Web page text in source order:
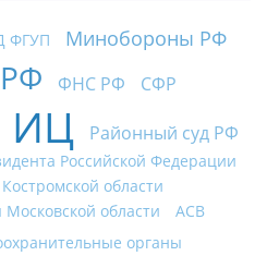
ФГУП Минобороны РФ
ФНС РФ СФР
ИЦ Районный суд РФ
Российской Федерации
области
области
АСВ
органы